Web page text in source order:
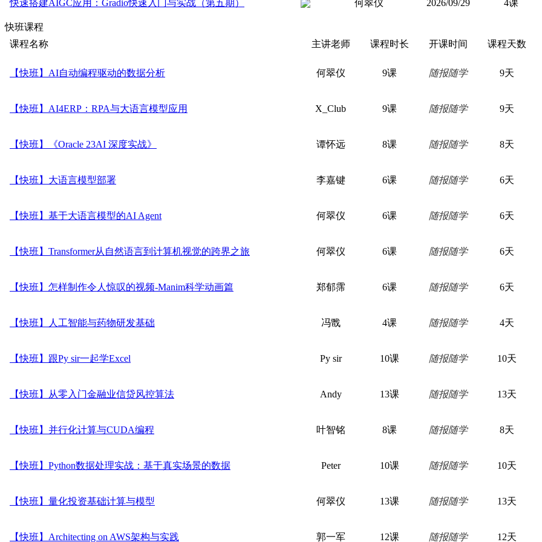
快速搭建AIGC应用：Gradio快速入门与实战（第五期） 何翠仪 2026/09/29 4课
快班课程
课程名称
主讲老师 课程时长 开课时间 课程天数
【快班】AI自动编程驱动的数据分析 何翠仪 9课 随报随学 9天
【快班】AI4ERP：RPA与大语言模型应用 X_Club 9课 随报随学 9天
【快班】《Oracle 23AI 深度实战》 谭怀远 8课 随报随学 8天
【快班】大语言模型部署 李嘉键 6课 随报随学 6天
【快班】基于大语言模型的AI Agent 何翠仪 6课 随报随学 6天
【快班】Transformer从自然语言到计算机视觉的跨界之旅 何翠仪 6课 随报随学 6天
【快班】怎样制作令人惊叹的视频-Manim科学动画篇 郑郁霈 6课 随报随学 6天
【快班】人工智能与药物研发基础 冯戬 4课 随报随学 4天
【快班】跟Py sir一起学Excel Py sir 10课 随报随学 10天
【快班】从零入门金融业信贷风控算法 Andy 13课 随报随学 13天
【快班】并行化计算与CUDA编程 叶智铭 8课 随报随学 8天
【快班】Python数据处理实战：基于真实场景的数据 Peter 10课 随报随学 10天
【快班】量化投资基础计算与模型 何翠仪 13课 随报随学 13天
【快班】Architecting on AWS架构与实践 郭一军 12课 随报随学 12天